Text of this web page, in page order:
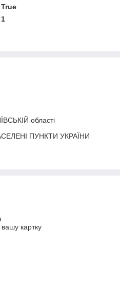
True
1
області
ПУНКТИ УКРАЇНИ
картку